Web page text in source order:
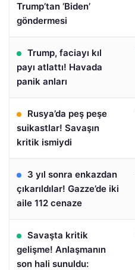
Trump’tan ‘Biden’
göndermesi
Trump, faciayı kıl
payı atlattı! Havada
panik anları
Rusya’da peş peşe
suikastlar! Savaşın
kritik ismiydi
3 yıl sonra enkazdan
çıkarıldılar! Gazze’de iki
aile 112 cenaze
Savaşta kritik
gelişme! Anlaşmanın
son hali sunuldu: